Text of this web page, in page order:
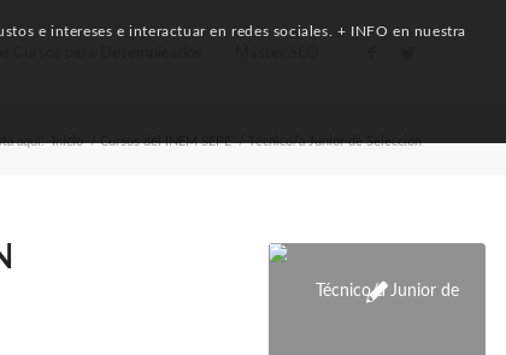
aquí: Inicio / Cursos del INEM SEPE / Técnico/a Junior de Selección
e intereses e interactuar en redes sociales. + INFO en nuestra